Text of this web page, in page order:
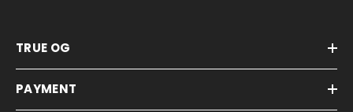
TRUE OG
PAYMENT